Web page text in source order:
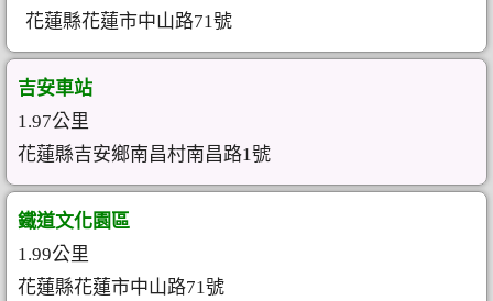
花蓮縣花蓮市中山路71號
吉安車站
1.97公里
花蓮縣吉安鄉南昌村南昌路1號
鐵道文化園區
1.99公里
花蓮縣花蓮市中山路71號